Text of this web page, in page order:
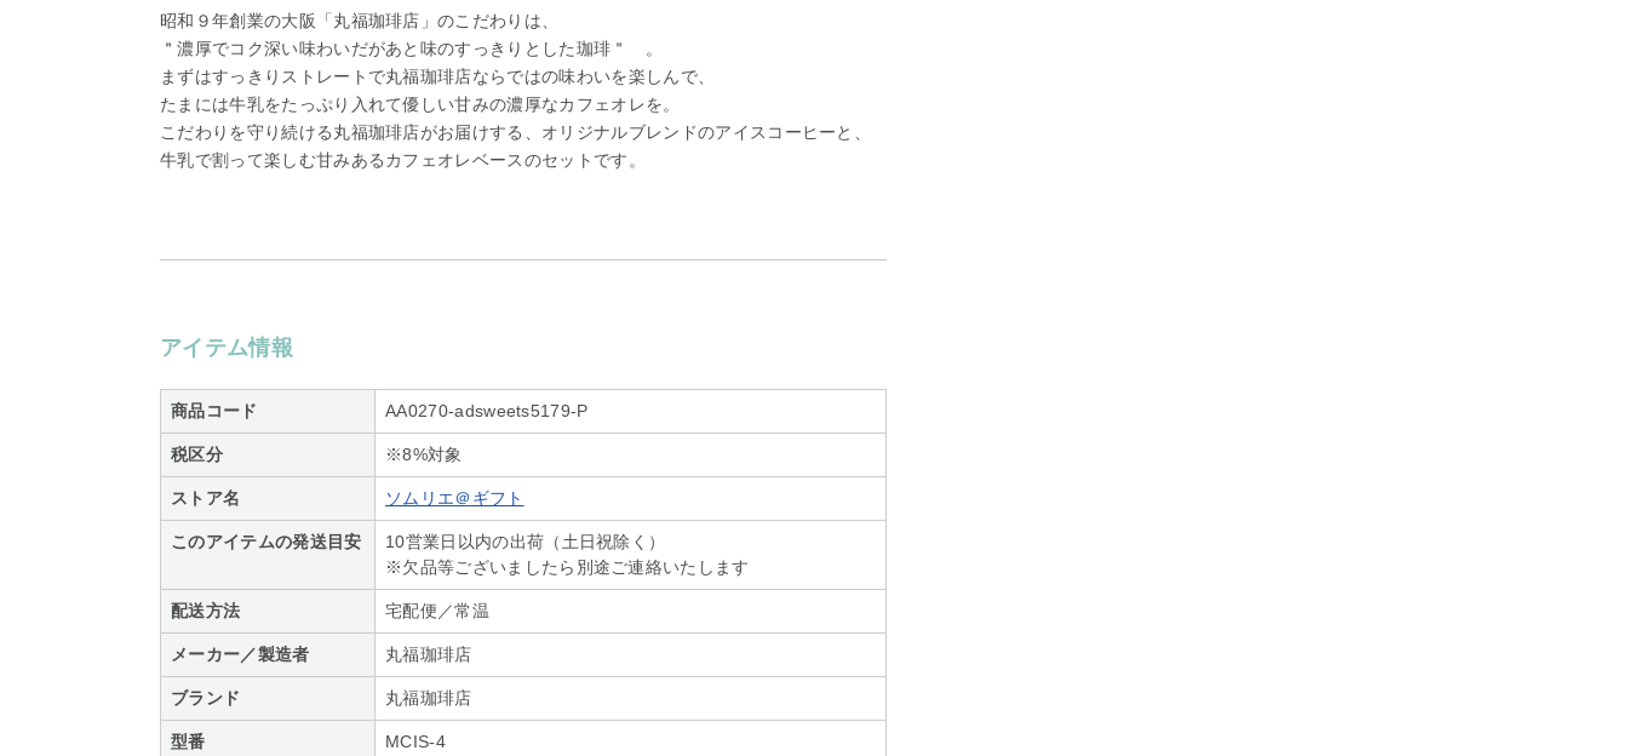
昭和９年創業の大阪「丸福珈琲店」のこだわりは、
＂濃厚でコク深い味わいだがあと味のすっきりとした珈琲＂ 。
まずはすっきりストレートで丸福珈琲店ならではの味わいを楽しんで、
たまには牛乳をたっぷり入れて優しい甘みの濃厚なカフェオレを。
こだわりを守り続ける丸福珈琲店がお届けする、オリジナルブレンドのアイスコーヒーと、
牛乳で割って楽しむ甘みあるカフェオレベースのセットです。
アイテム情報
商品コード AA0270-adsweets5179-P
税区分 ※8%対象
ストア名 ソムリエ＠ギフト
このアイテムの発送目安
10営業日以内の出荷（土日祝除く）
※欠品等ございましたら別途ご連絡いたします
配送方法 宅配便／常温
メーカー／製造者 丸福珈琲店
ブランド 丸福珈琲店
型番 MCIS-4